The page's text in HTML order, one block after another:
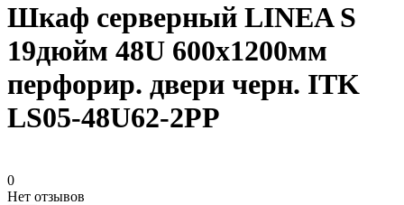
Шкаф серверный LINEA S
19дюйм 48U 600х1200мм
перфорир. двери черн. ITK
LS05-48U62-2PP
0
Нет отзывов